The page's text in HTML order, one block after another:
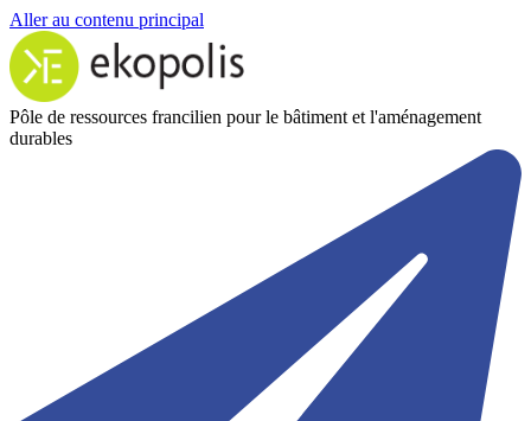
Aller au contenu principal
Pôle de ressources francilien pour le bâtiment et l'aménagement
durables